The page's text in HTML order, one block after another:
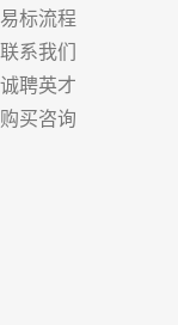
易标流程
联系我们
诚聘英才
购买咨询